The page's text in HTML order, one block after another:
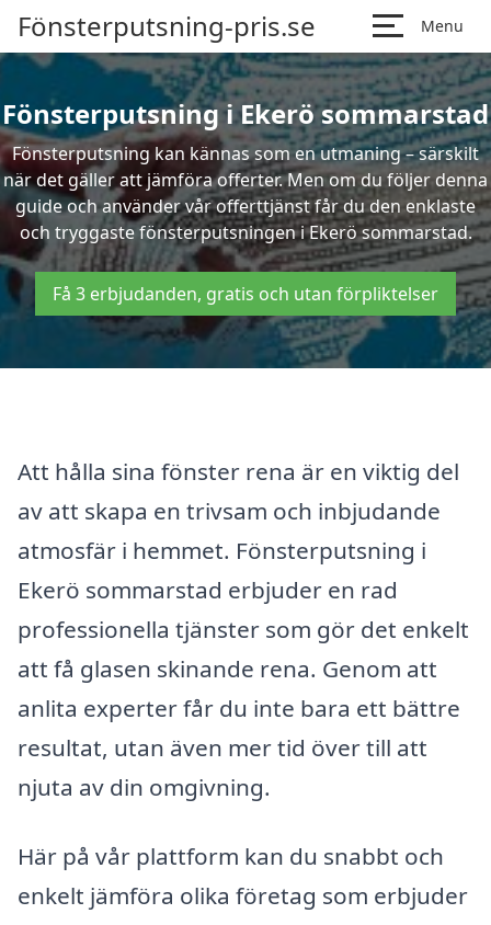
Fönsterputsning-pris.se Menu
Fönsterputsning i Ekerö sommarstad
Fönsterputsning kan kännas som en utmaning – särskilt
när det gäller att jämföra offerter. Men om du följer denna
guide och använder vår offerttjänst får du den enklaste
och tryggaste fönsterputsningen i Ekerö sommarstad.
Få 3 erbjudanden, gratis och utan förpliktelser
Att hålla sina fönster rena är en viktig del
av att skapa en trivsam och inbjudande
atmosfär i hemmet. Fönsterputsning i
Ekerö sommarstad erbjuder en rad
professionella tjänster som gör det enkelt
att få glasen skinande rena. Genom att
anlita experter får du inte bara ett bättre
resultat, utan även mer tid över till att
njuta av din omgivning.
Här på vår plattform kan du snabbt och
enkelt jämföra olika företag som erbjuder